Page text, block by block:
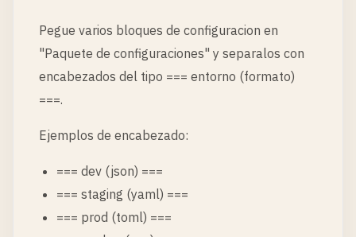
Pegue varios bloques de configuracion en
"Paquete de configuraciones" y separalos con
encabezados del tipo === entorno (formato)
===.
Ejemplos de encabezado:
=== dev (json) ===
=== staging (yaml) ===
=== prod (toml) ===